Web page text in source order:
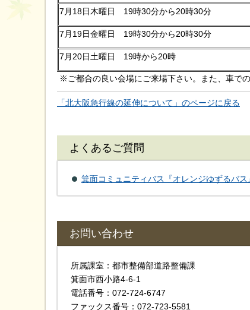
7月18日木曜日 19時30分から20時30分
7月19日金曜日 19時30分から20時30分
7月20日土曜日 19時から20時
※ご都合の良い会場にご来場下さい。また、車での
「北大阪急行線の延伸について」のページに戻る
よくあるご質問
箕面コミュニティバス『オレンジゆずるバス
お問い合わせ
所属課室：都市整備部道路整備課
箕面市西小路4-6-1
電話番号：072-724-6747
ファックス番号：072-723-5581